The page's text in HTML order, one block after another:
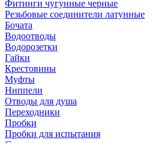
Фитинги чугунные черные
Резьбовые соединители латунные
Бочата
Водоотводы
Водорозетки
Гайки
Крестовины
Муфты
Ниппели
Отводы для душа
Переходники
Пробки
Пробки для испытания